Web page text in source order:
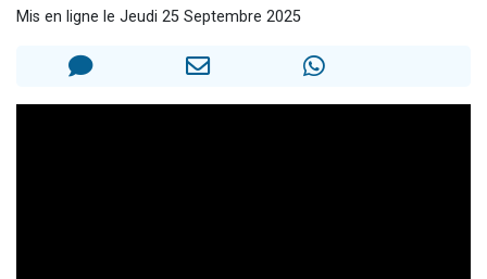
Mis en ligne le Jeudi 25 Septembre 2025